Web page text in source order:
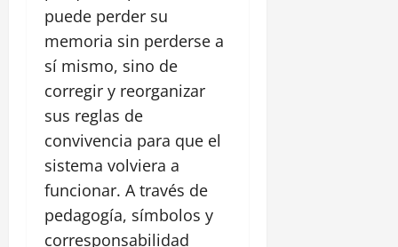
puede perder su
memoria sin perderse a
sí mismo, sino de
corregir y reorganizar
sus reglas de
convivencia para que el
sistema volviera a
funcionar. A través de
pedagogía, símbolos y
corresponsabilidad